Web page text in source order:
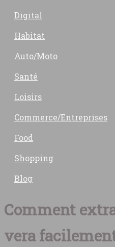
Digital
Habitat
Auto/Moto
Santé
Loisirs
Commerce/Entreprises
Food
Shopping
Blog
Comment
vera